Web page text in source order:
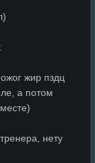
жир пздц
а потом
нету